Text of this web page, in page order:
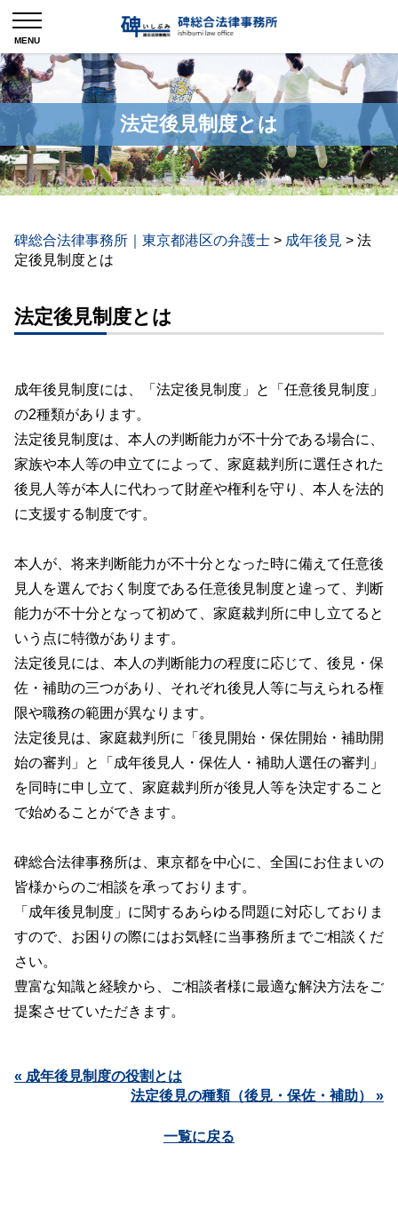
法定後見制度とは
碑総合法律事務所｜東京都港区の弁護士 > 成年後見 > 法
定後見制度とは
法定後見制度とは
成年後見制度には、「法定後見制度」と「任意後見制度」
の2種類があります。
法定後見制度は、本人の判断能力が不十分である場合に、
家族や本人等の申立てによって、家庭裁判所に選任された
後見人等が本人に代わって財産や権利を守り、本人を法的
に支援する制度です。
本人が、将来判断能力が不十分となった時に備えて任意後
見人を選んでおく制度である任意後見制度と違って、判断
能力が不十分となって初めて、家庭裁判所に申し立てると
いう点に特徴があります。
法定後見には、本人の判断能力の程度に応じて、後見・保
佐・補助の三つがあり、それぞれ後見人等に与えられる権
限や職務の範囲が異なります。
法定後見は、家庭裁判所に「後見開始・保佐開始・補助開
始の審判」と「成年後見人・保佐人・補助人選任の審判」
を同時に申し立て、家庭裁判所が後見人等を決定すること
で始めることができます。
碑総合法律事務所は、東京都を中心に、全国にお住まいの
皆様からのご相談を承っております。
「成年後見制度」に関するあらゆる問題に対応しておりま
すので、お困りの際にはお気軽に当事務所までご相談くだ
さい。
豊富な知識と経験から、ご相談者様に最適な解決方法をご
提案させていただきます。
« 成年後見制度の役割とは
法定後見の種類（後見・保佐・補助） »
一覧に戻る